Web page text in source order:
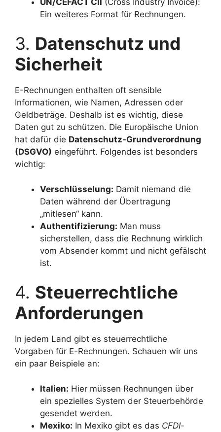
Ein weiteres Format für Rechnungen.
3. Datenschutz und
Sicherheit
E-Rechnungen enthalten oft sensible
Informationen, wie Namen, Adressen oder
Geldbeträge. Deshalb ist es wichtig, diese
Daten gut zu schützen. Die Europäische Union
hat dafür die Datenschutz-Grundverordnung
(DSGVO) eingeführt. Folgendes ist besonders
wichtig:
Verschlüsselung: Damit niemand die
Daten während der Übertragung
„mitlesen“ kann.
Authentifizierung: Man muss
sicherstellen, dass die Rechnung wirklich
vom Absender kommt und nicht gefälscht
ist.
4. Steuerrechtliche
Anforderungen
In jedem Land gibt es steuerrechtliche
Vorgaben für E-Rechnungen. Schauen wir uns
ein paar Beispiele an:
Italien: Hier müssen Rechnungen über
ein spezielles System der Steuerbehörde
gesendet werden.
Mexiko: In Mexiko gibt es das CFDI-